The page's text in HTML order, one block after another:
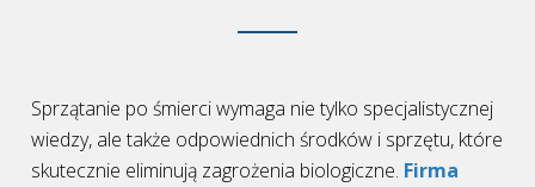
Sprzątanie po śmierci wymaga nie tylko specjalistycznej
wiedzy, ale także odpowiednich środków i sprzętu, które
skutecznie eliminują zagrożenia biologiczne. Firma